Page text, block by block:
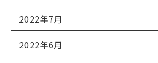
2022年7月
2022年6月